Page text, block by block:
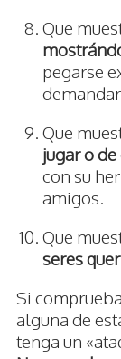
Que
pegarse
Que
jugar o
con su
amigos.
Que
seres
Si
alguna de
tenga un